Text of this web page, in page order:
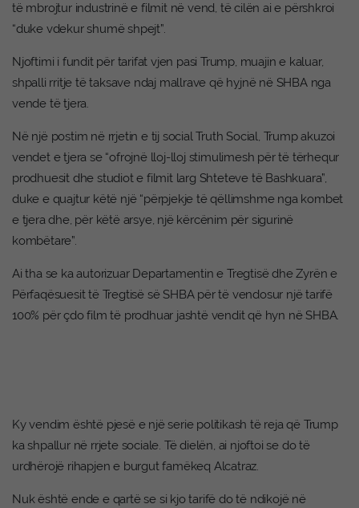
të mbrojtur industrinë e filmit në vend, të cilën ai e përshkroi
“duke vdekur shumë shpejt”.
Njoftimi i fundit për tarifat vjen pasi Trump, muajin e kaluar,
shpalli rritje të taksave ndaj mallrave që hyjnë në SHBA nga
vende të tjera.
Në një postim në rrjetin e tij social Truth Social, Trump akuzoi
vendet e tjera se “ofrojnë lloj-lloj stimulimesh për të tërhequr
prodhuesit dhe studiot e filmit larg Shteteve të Bashkuara”,
duke e quajtur këtë një “përpjekje të qëllimshme nga kombet
e tjera dhe, për këtë arsye, një kërcënim për sigurinë
kombëtare”.
Ai tha se ka autorizuar Departamentin e Tregtisë dhe Zyrën e
Përfaqësuesit të Tregtisë së SHBA për të vendosur një tarifë
100% për çdo film të prodhuar jashtë vendit që hyn në SHBA.
Ky vendim është pjesë e një serie politikash të reja që Trump
ka shpallur në rrjete sociale. Të dielën, ai njoftoi se do të
urdhërojë rihapjen e burgut famëkeq Alcatraz.
Nuk është ende e qartë se si kjo tarifë do të ndikojë në